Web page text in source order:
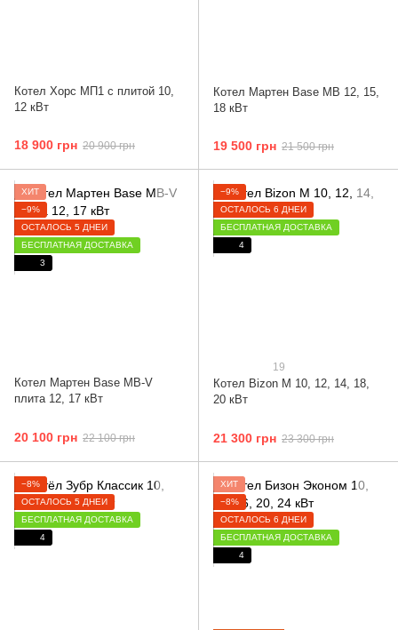
Котел Хорс МП1 с плитой 10,
12 кВт
18 900 грн 20 900 грн
Котел Мартен Base MB 12, 15,
18 кВт
19 500 грн 21 500 грн
ХИТ
−9%
ОСТАЛОСЬ 5 ДНЕЙ
БЕСПЛАТНАЯ ДОСТАВКА
3
Котел Мартен Base MB-V
плита 12, 17 кВт
20 100 грн 22 100 грн
−9%
ОСТАЛОСЬ 6 ДНЕЙ
БЕСПЛАТНАЯ ДОСТАВКА
4
19
Котел Bizon М 10, 12, 14, 18,
20 кВт
21 300 грн 23 300 грн
−8%
ОСТАЛОСЬ 5 ДНЕЙ
БЕСПЛАТНАЯ ДОСТАВКА
4
ХИТ
−8%
ОСТАЛОСЬ 6 ДНЕЙ
БЕСПЛАТНАЯ ДОСТАВКА
4